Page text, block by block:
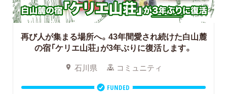
再び人が集まる場所へ。43年間愛され続けた白山麓
の宿「ケリエ山荘」が3年ぶりに復活します。
石川県 コミュニティ
FUNDED